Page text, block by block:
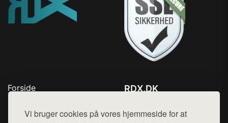
Vi bruger cookies på vores hjemmeside for at
Forside
Top Rabatter
RDX.DK